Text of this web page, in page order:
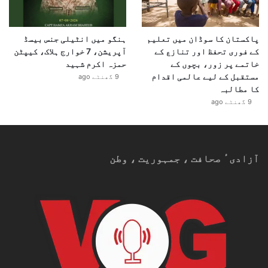
پاکستان کا سوڈان میں تعلیم
کے فوری تحفظ اور تنازع کے
خاتمے پر زور، بچوں کے
مستقبل کے لیے عالمی اقدام
کا مطالبہ
9 گھنٹے ago
ہنگو میں انٹیلی جنس بیسڈ
آپریشن، 7 خوارج ہلاک، کیپٹن
حمزہ اکرم شہید
9 گھنٹے ago
آزادیٴ صحافت ، جمہوریت ، وطن